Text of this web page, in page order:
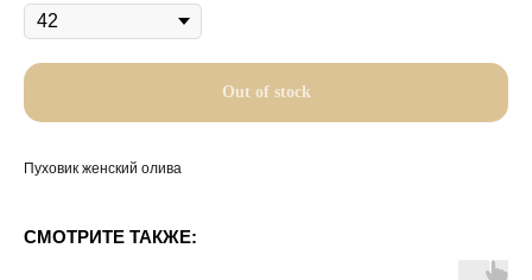
Out of stock
Пуховик женский олива
СМОТРИТЕ ТАКЖЕ: